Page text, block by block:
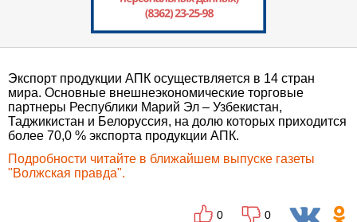
Экспорт продукции АПК осуществляется в 14 стран
мира. Основные внешнеэкономические торговые
партнеры Республики Марий Эл – Узбекистан,
Таджикистан и Белоруссия, на долю которых приходится
более 70,0 % экспорта продукции АПК.
Подробности читайте в ближайшем выпуске газеты
"Волжская правда".
0 0